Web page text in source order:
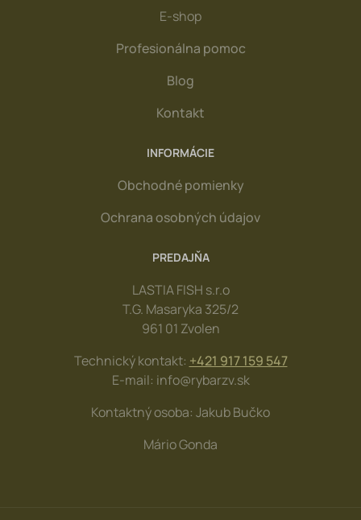
E-shop
Profesionálna pomoc
Blog
Kontakt
INFORMÁCIE
Obchodné pomienky
Ochrana osobných údajov
PREDAJŇA
LASTIA FISH s.r.o
T.G. Masaryka 325/2
961 01 Zvolen
Technický kontakt: +421 917 159 547
E-mail: info@rybarzv.sk
Kontaktný osoba: Jakub Bučko
Mário Gonda